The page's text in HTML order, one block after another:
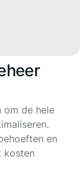
om de hele
en
kosten